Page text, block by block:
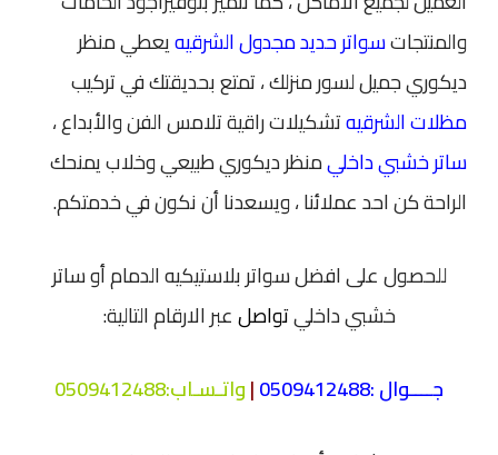
والمنتجاتسواتر حديد مجدول الشرقيهيعطي منظر
ديكوري جميل لسور منزلك ، تمتع بحديقتك في تركيب
مظلات الشرقيهتشكيلات راقية تلامس الفن والأبداع ،
ساتر خشبي داخليمنظر ديكوري طبيعي وخلاب يمنحك
الراحة كن احد عملائنا ، ويسعدنا أن نكون في خدمتكم.
للحصول على افضل سواتر بلاستيكيه الدمام أو ساتر
خشبي داخليتواصلعبر الارقام التالية:
جــــوال :0509412488
|واتـسـاب:
0509412488